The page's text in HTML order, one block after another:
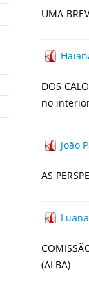
UMA
DOS
no
João
AS
(ALBA).